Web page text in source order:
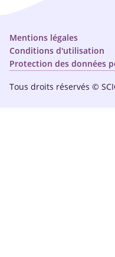
Tous droits réservés ©
Mentions légales
Conditions d'utilisation
Protection des données